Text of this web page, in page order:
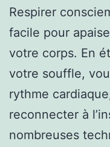
Respirer
facile pour
votre corps. En
votre souffle,
rythme
reconnecter à
nombreuses